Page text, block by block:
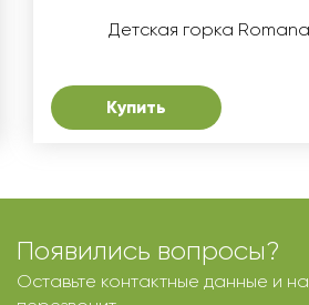
Детская горка Romana
Купить
Появились вопросы?
Оставьте контактные данные и